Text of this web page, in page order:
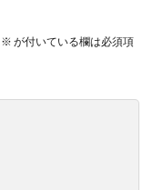
※ が付いている欄は必須項